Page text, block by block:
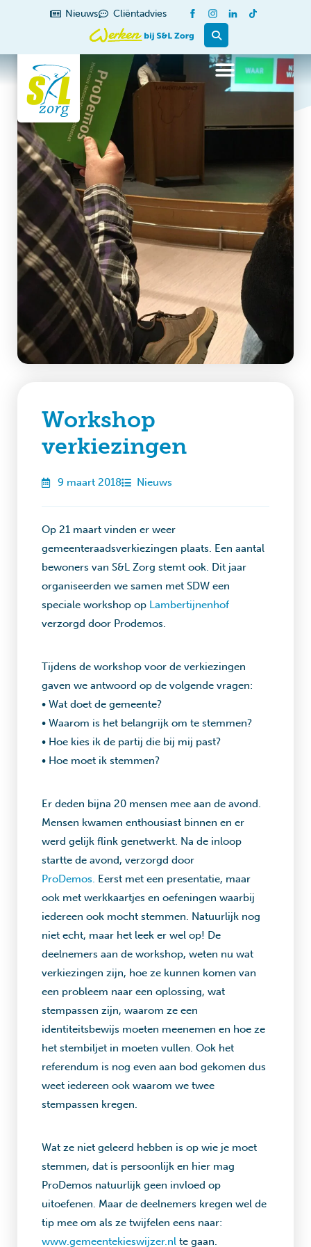
Nieuws Cliëntadvies
Workshop
verkiezingen
9 maart 2018 Nieuws
Op 21 maart vinden er weer
gemeenteraadsverkiezingen plaats. Een aantal
bewoners van S&L Zorg stemt ook. Dit jaar
organiseerden we samen met SDW een
speciale workshop op Lambertijnenhof
verzorgd door Prodemos.
Tijdens de workshop voor de verkiezingen
gaven we antwoord op de volgende vragen:
• Wat doet de gemeente?
• Waarom is het belangrijk om te stemmen?
• Hoe kies ik de partij die bij mij past?
• Hoe moet ik stemmen?
Er deden bijna 20 mensen mee aan de avond.
Mensen kwamen enthousiast binnen en er
werd gelijk flink genetwerkt. Na de inloop
startte de avond, verzorgd door
ProDemos. Eerst met een presentatie, maar
ook met werkkaartjes en oefeningen waarbij
iedereen ook mocht stemmen. Natuurlijk nog
niet echt, maar het leek er wel op! De
deelnemers aan de workshop, weten nu wat
verkiezingen zijn, hoe ze kunnen komen van
een probleem naar een oplossing, wat
stempassen zijn, waarom ze een
identiteitsbewijs moeten meenemen en hoe ze
het stembiljet in moeten vullen. Ook het
referendum is nog even aan bod gekomen dus
weet iedereen ook waarom we twee
stempassen kregen.
Wat ze niet geleerd hebben is op wie je moet
stemmen, dat is persoonlijk en hier mag
ProDemos natuurlijk geen invloed op
uitoefenen. Maar de deelnemers kregen wel de
tip mee om als ze twijfelen eens naar:
www.gemeentekieswijzer.nl te gaan.